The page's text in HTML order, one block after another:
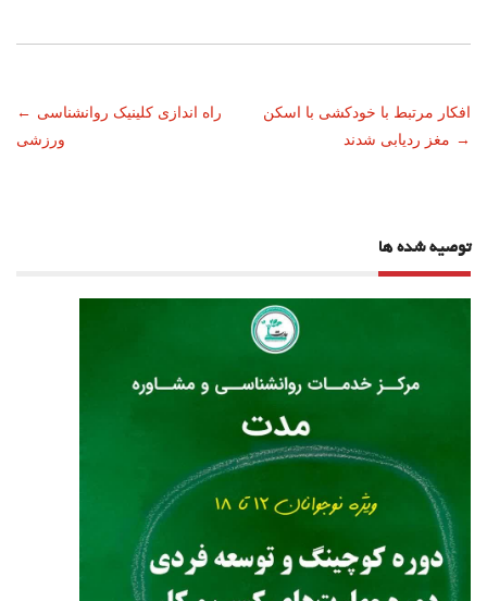
ناوبری
نوشته
← راه اندازی کلینیک روانشناسی
ورزشی
افکار مرتبط با خودکشی با اسکن
مغز ردیابی شدند →
توصیه شده ها